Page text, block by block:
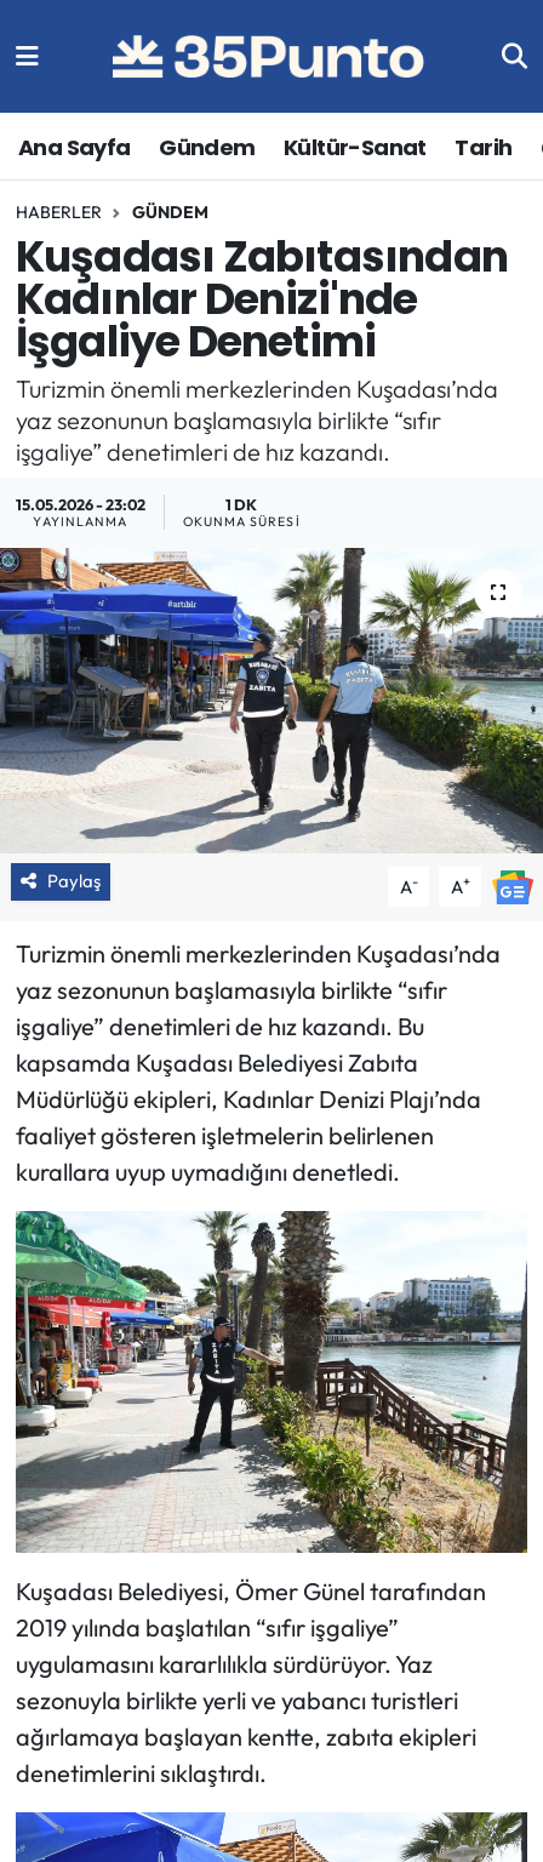
Ana Sayfa Gündem Kültür-Sanat Tarih
HABERLER GÜNDEM
Kuşadası Zabıtasından
Kadınlar Denizi'nde
İşgaliye Denetimi
Turizmin önemli merkezlerinden Kuşadası’nda
yaz sezonunun başlamasıyla birlikte “sıfır
işgaliye” denetimleri de hız kazandı.
15.05.2026 - 23:02
YAYINLANMA
1 DK
OKUNMA SÜRESI
Paylaş A- A+
Turizmin önemli merkezlerinden Kuşadası’nda
yaz sezonunun başlamasıyla birlikte “sıfır
işgaliye” denetimleri de hız kazandı. Bu
kapsamda Kuşadası Belediyesi Zabıta
Müdürlüğü ekipleri, Kadınlar Denizi Plajı’nda
faaliyet gösteren işletmelerin belirlenen
kurallara uyup uymadığını denetledi.
Kuşadası Belediyesi, Ömer Günel tarafından
2019 yılında başlatılan “sıfır işgaliye”
uygulamasını kararlılıkla sürdürüyor. Yaz
sezonuyla birlikte yerli ve yabancı turistleri
ağırlamaya başlayan kentte, zabıta ekipleri
denetimlerini sıklaştırdı.